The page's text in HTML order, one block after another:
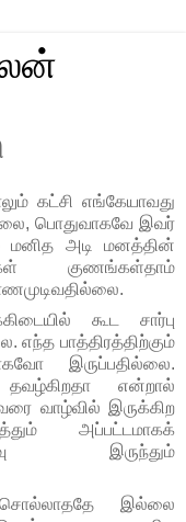
கட்சி எங்கேயாவது
,பொதுவாகவே இவர்
மனித அடி மனத்தின்
குணங்கள்தாம்
கூட சார்பு
எந்த பாத்திரத்திற்கும்
இருப்பதில்லை.
என்றால்
வாழ்வில் இருக்கிற
அப்பட்டமாகக்
இருந்தும்
சொல்லாததே இல்லை